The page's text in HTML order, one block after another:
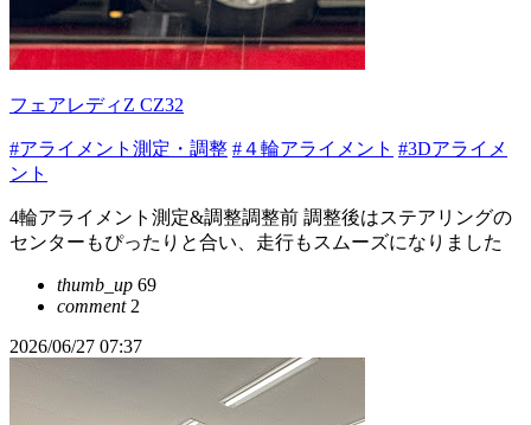
フェアレディZ CZ32
#アライメント測定・調整 #４輪アライメント #3Dアライメ
ント
4輪アライメント測定&調整調整前 調整後はステアリングの
センターもぴったりと合い、走行もスムーズになりました
thumb_up 69
comment2
2026/06/27 07:37